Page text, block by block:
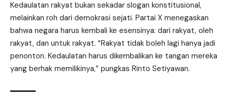
Kedaulatan rakyat bukan sekadar slogan konstitusional,
melainkan roh dari demokrasi sejati. Partai X menegaskan
bahwa negara harus kembali ke esensinya: dari rakyat, oleh
rakyat, dan untuk rakyat. “Rakyat tidak boleh lagi hanya jadi
penonton. Kedaulatan harus dikembalikan ke tangan mereka
yang berhak memilikinya,” pungkas Rinto Setiyawan.